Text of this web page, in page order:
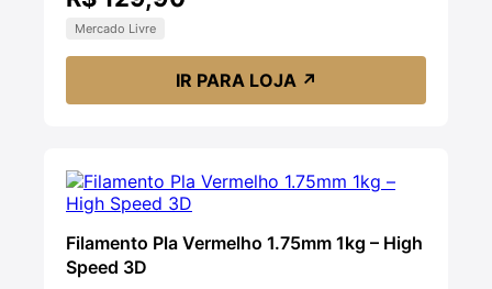
Mercado Livre
IR PARA LOJA ↗
Filamento Pla Vermelho 1.75mm 1kg – High
Speed 3D